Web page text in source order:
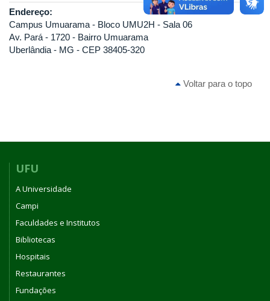
Endereço:
Campus Umuarama - Bloco UMU2H - Sala 06
Av. Pará - 1720 - Bairro Umuarama
Uberlândia - MG - CEP 38405-320
Voltar para o topo
UFU
A Universidade
Campi
Faculdades e Institutos
Bibliotecas
Hospitais
Restaurantes
Fundações